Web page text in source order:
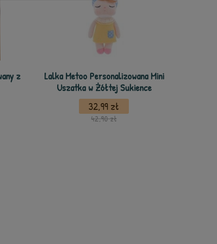
z
Lalka Metoo Personalizowana Mini
Uszatka w Żółtej Sukience
32,99 zł
42,90 zł